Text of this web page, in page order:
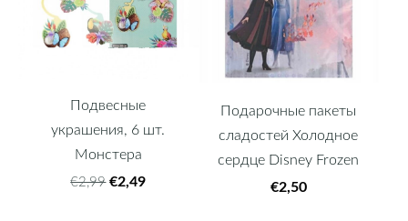
Подвесные
украшения, 6 шт.
Монстера
€2,99 €2,49
Подарочные пакеты
сладостей Холодное
сердце Disney Frozen
€2,50